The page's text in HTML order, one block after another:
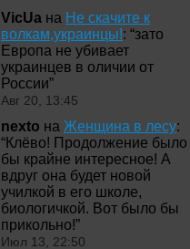
VicUa на Не скачите к
волкам,украинцы!: “зато
Европа не убивает
украинцев в оличии от
России”
Авг 20, 13:45
nexto на Женщина в лесу:
“Клёво! Продолжение было
бы крайне интересное! А
вдруг она будет новой
училкой в его школе,
биологичкой. Вот было бы
прикольно!”
Июл 13, 22:50